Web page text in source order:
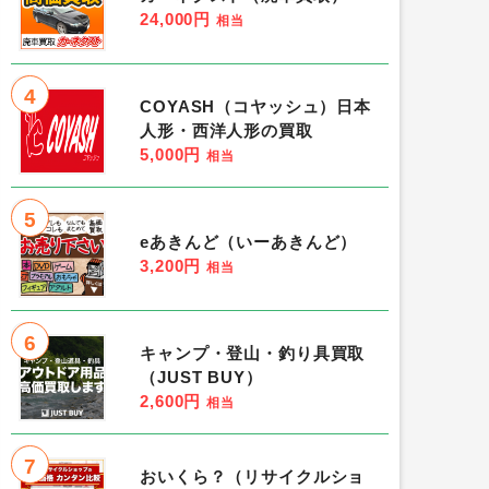
24,000円 相当
4
COYASH（コヤッシュ）日本
人形・西洋人形の買取
5,000円 相当
5
eあきんど（いーあきんど）
3,200円 相当
6
キャンプ・登山・釣り具買取
（JUST BUY）
2,600円 相当
7
おいくら？（リサイクルショ